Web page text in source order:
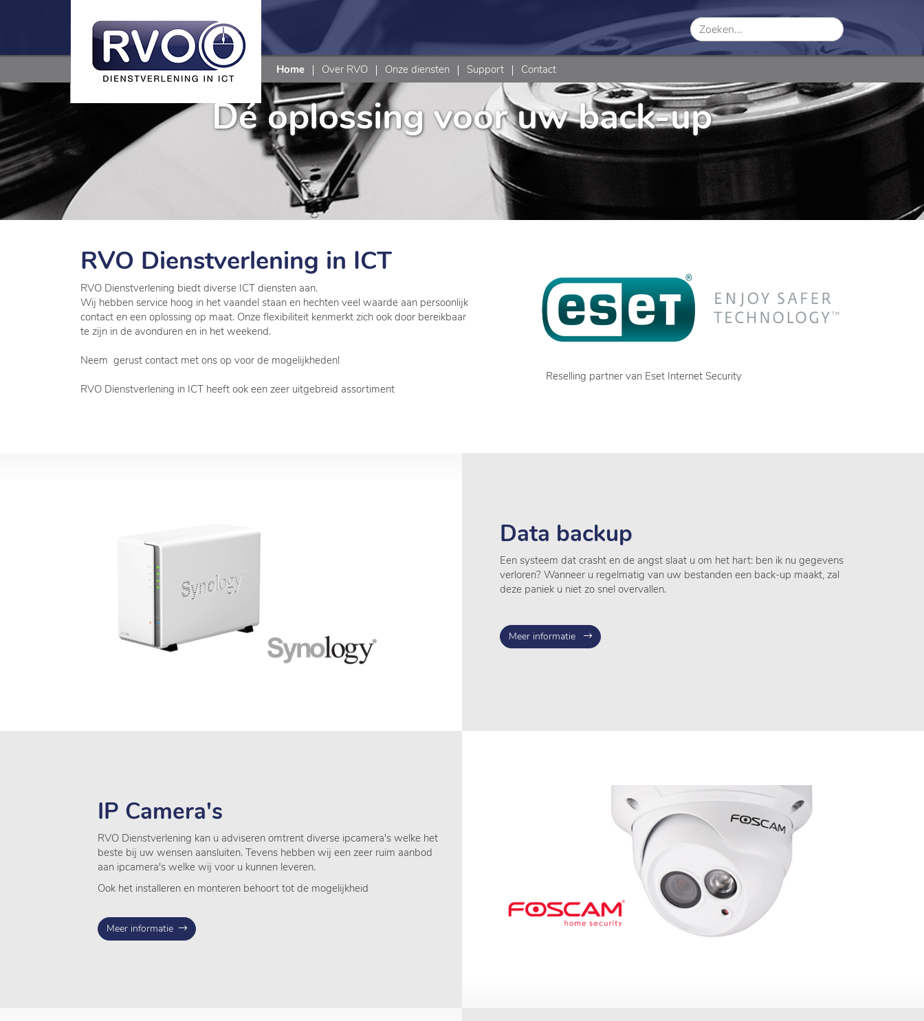
Home Over RVO Onze diensten Support Contact
Dé oplossing voor uw back-up
RVO Dienstverlening in ICT
RVO Dienstverlening biedt diverse ICT diensten aan.
Wij hebben service hoog in het vaandel staan en hechten veel waarde aan persoonlijk
contact en een oplossing op maat. Onze flexibiliteit kenmerkt zich ook door bereikbaar
te zijn in de avonduren en in het weekend.
Neem gerust contact met ons op voor de mogelijkheden!
RVO Dienstverlening in ICT heeft ook een zeer uitgebreid assortiment
Reselling partner van Eset Internet Security
Data backup
Een systeem dat crasht en de angst slaat u om het hart: ben ik nu gegevens
verloren? Wanneer u regelmatig van uw bestanden een back-up maakt, zal
deze paniek u niet zo snel overvallen.
Meer informatie
IP Camera's
RVO Dienstverlening kan u adviseren omtrent diverse ipcamera's welke het
beste bij uw wensen aansluiten. Tevens hebben wij een zeer ruim aanbod
aan ipcamera's welke wij voor u kunnen leveren.
Ook het installeren en monteren behoort tot de mogelijkheid
Meer informatie